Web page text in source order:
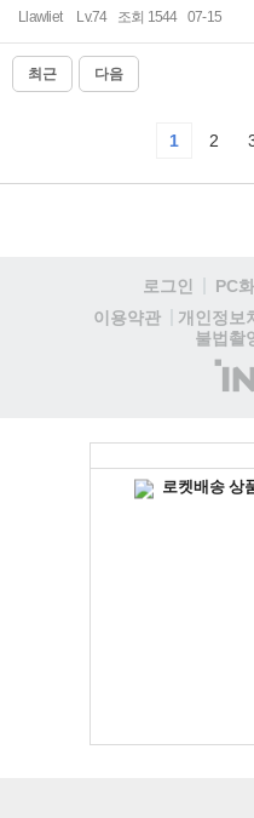
Llawliet Lv.74 조회 1544 07-15
최근 다음
1 2
로그인 PC
이용약관
개인정보
불법촬